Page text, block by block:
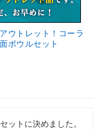
ウトレット！コーラ
ボウルセット
ットに決めました。